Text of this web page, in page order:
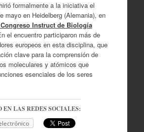
formalmente a la iniciativa el
mayo en Heidelberg (Alemania), en
Instruct de Biología
el encuentro participaron más de
europeos en esta disciplina, que
clave para la comprensión de
moleculares y atómicos que
esenciales de los seres
EN LAS REDES SOCIALES: